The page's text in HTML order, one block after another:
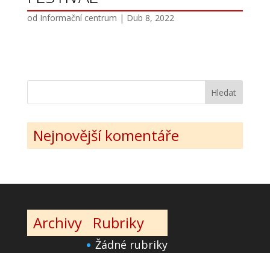
od Informační centrum | Dub 8, 2022
Nejnovější komentáře
Archivy Rubriky
Žádné rubriky